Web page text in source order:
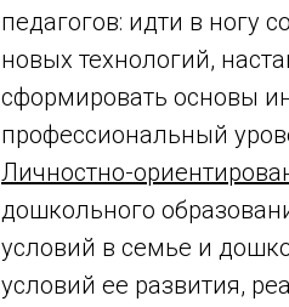
педагогов: идти в ногу
новых технологий,
сформировать основы
профессиональный
Личностно-
дошкольного
условий в семье и
условий ее развития,